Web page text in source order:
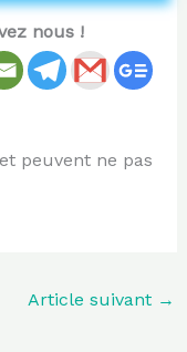
nous !
peuvent ne pas
Article suivant →